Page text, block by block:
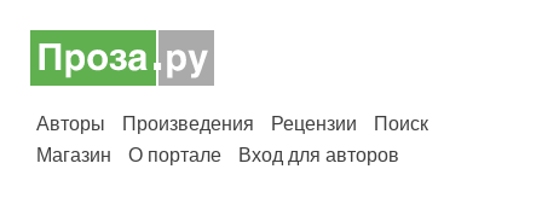
Авторы Произведения Рецензии
Поиск
Магазин
О портале Вход для авторов